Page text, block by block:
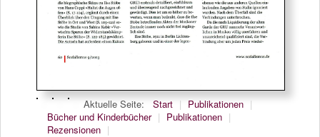
Aktuelle Seite: Start | Publikationen |
Bücher und Kinderbücher | Publikationen |
Rezensionen |